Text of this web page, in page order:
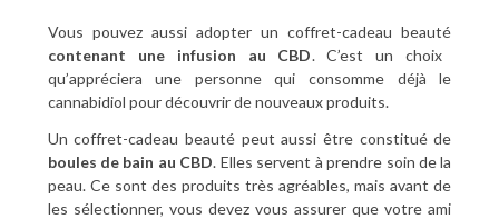
Vous pouvez aussi adopter un coffret-cadeau beauté
contenant une infusion au CBD. C’est un choix
qu’appréciera une personne qui consomme déjà le
cannabidiol pour découvrir de nouveaux produits.
Un coffret-cadeau beauté peut aussi être constitué de
boules de bain au CBD. Elles servent à prendre soin de la
peau. Ce sont des produits très agréables, mais avant de
les sélectionner, vous devez vous assurer que votre ami